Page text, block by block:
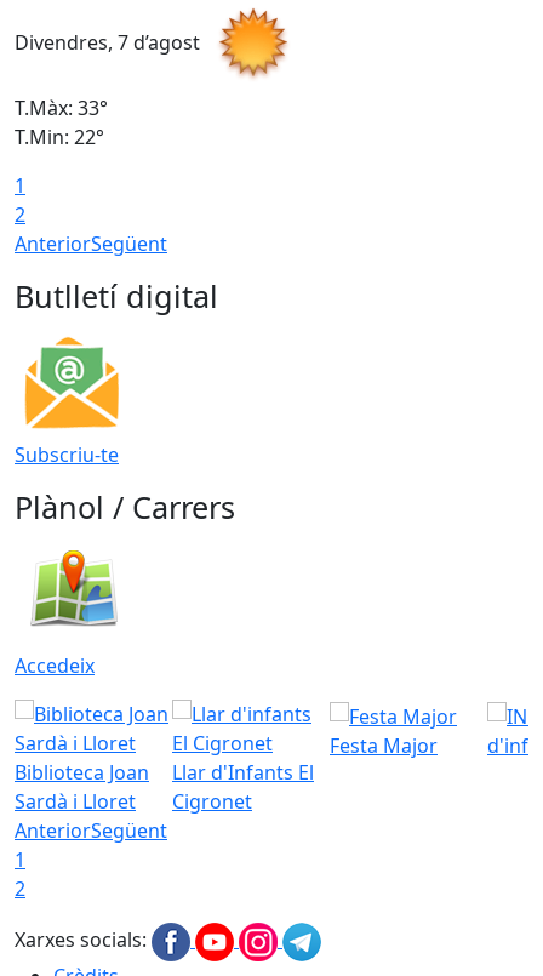
Divendres, 7 d’agost
T.Màx: 33°
T.Min: 22°
1
2
AnteriorSegüent
Butlletí digital
Subscriu-te
Plànol / Carrers
Accedeix
Biblioteca Joan
Sardà i Lloret
Llar d'Infants El
Cigronet
Festa Major
AnteriorSegüent
1
2
Xarxes socials: